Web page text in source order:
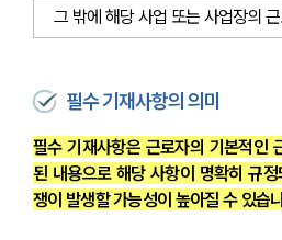
그 밖에 해당 사업 또는 사업장의
필수 기재사항의 의미
필수 기재사항은 근로자의 기본적인
된 내용으로 해당 사항이 명확히 규
쟁이 발생할 가능성이 높아질 수 있습